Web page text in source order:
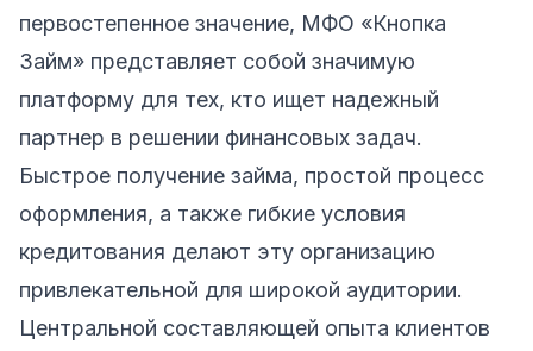
первостепенное значение, МФО «Кнопка
Займ» представляет собой значимую
платформу для тех, кто ищет надежный
партнер в решении финансовых задач.
Быстрое получение займа, простой процесс
оформления, а также гибкие условия
кредитования делают эту организацию
привлекательной для широкой аудитории.
Центральной составляющей опыта клиентов